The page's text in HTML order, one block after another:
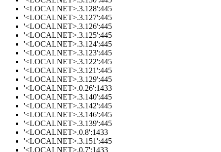
'<LOCALNET>.3.128':445
'<LOCALNET>.3.127':445
'<LOCALNET>.3.126':445
'<LOCALNET>.3.125':445
'<LOCALNET>.3.124':445
'<LOCALNET>.3.123':445
'<LOCALNET>.3.122':445
'<LOCALNET>.3.121':445
'<LOCALNET>.3.129':445
'<LOCALNET>.0.26':1433
'<LOCALNET>.3.140':445
'<LOCALNET>.3.142':445
'<LOCALNET>.3.146':445
'<LOCALNET>.3.139':445
'<LOCALNET>.0.8':1433
'<LOCALNET>.3.151':445
'<LOCALNET>.0.7':1433